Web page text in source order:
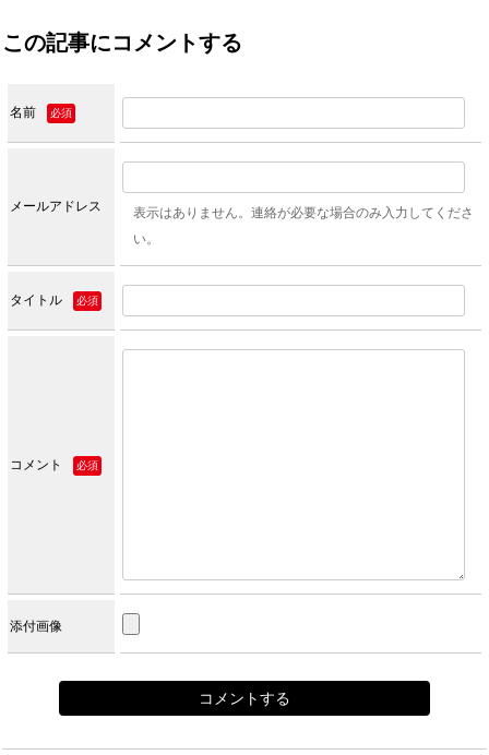
この記事にコメントする
名前 必須
メールアドレス
表示はありません。連絡が必要な場合のみ入力してくださ
い。
タイトル 必須
コメント 必須
添付画像